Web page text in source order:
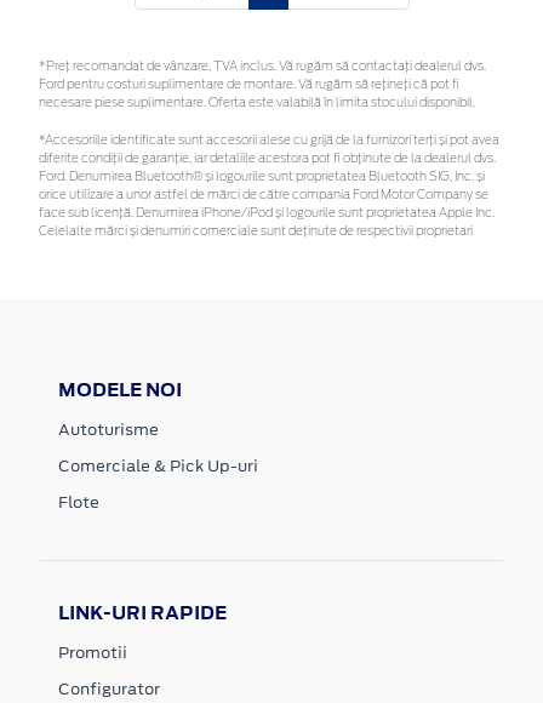
*Preţ recomandat de vânzare, TVA inclus. Vă rugăm să contactaţi dealerul dvs.
Ford pentru costuri suplimentare de montare. Vă rugăm să rețineți că pot fi
necesare piese suplimentare. Oferta este valabilă în limita stocului disponibil.
*Accesoriile identificate sunt accesorii alese cu grijă de la furnizori terți și pot avea
diferite condiții de garanție, iar detaliile acestora pot fi obținute de la dealerul dvs.
Ford. Denumirea Bluetooth® și logourile sunt proprietatea Bluetooth SIG, Inc. și
orice utilizare a unor astfel de mărci de către compania Ford Motor Company se
face sub licență. Denumirea iPhone/iPod și logourile sunt proprietatea Apple Inc.
Celelalte mărci și denumiri comerciale sunt deținute de respectivii proprietari
MODELE NOI
Autoturisme
Comerciale & Pick Up-uri
Flote
LINK-URI RAPIDE
Promotii
Configurator